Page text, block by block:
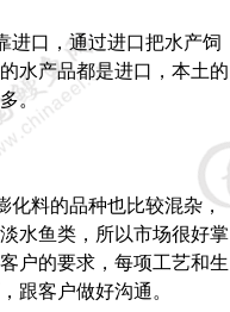
14.
17.
口，通过进口把水产饲
水产品都是进口，本土的
。
化料的品种也比较混杂，
水鱼类，所以市场很好掌
户的要求，每项工艺和生
跟客户做好沟通。